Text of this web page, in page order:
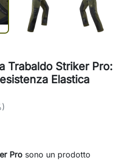
Trabaldo Striker Pro:
Elastica
Pro sono un prodotto